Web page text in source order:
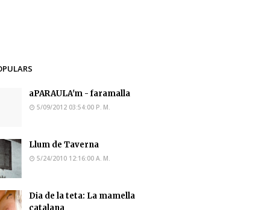
aPARAULA'm - faramalla
5/09/2012 03:54:00 P. M.
Llum de Taverna
5/24/2010 12:16:00 A. M.
Dia de la teta: La mamella
catalana